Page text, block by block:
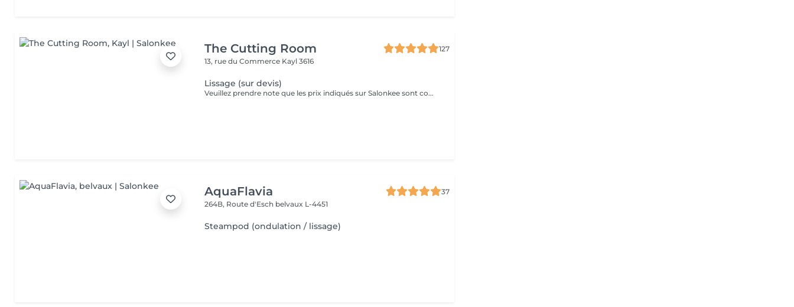
The Cutting Room
127
13, rue du Commerce Kayl 3616
Lissage (sur devis)
Veuillez prendre note que les prix indiqués sur Salonkee sont communiqués à titre informatif et s'entendent de base. Ces derniers sont susceptibles de varier selon le diagnostic réalisé à votre arrivée au salon et l'expertise du professionnel à qui vous confiez votre beauté. Dans tous les cas, un devis précis vous sera proposé et toutes réalisations de prestations seront effectuées avec votre accord. Un grand merci d'avance pour votre compréhension. Au plaisir de vous recevoir très vite.
AquaFlavia
37
264B, Route d'Esch belvaux L-4451
Steampod (ondulation / lissage)